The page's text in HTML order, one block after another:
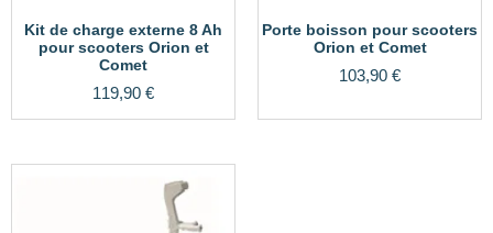
Kit de charge externe 8 Ah
pour scooters Orion et
Comet
119,90 €
Porte boisson pour scooters
Orion et Comet
103,90 €